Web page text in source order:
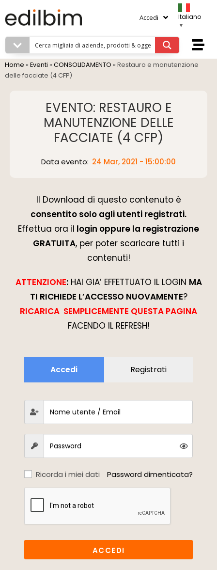
Accedi
Italiano
▼
Home » Eventi » CONSOLIDAMENTO » Restauro e manutenzione
delle facciate (4 CFP)
EVENTO: RESTAURO E
MANUTENZIONE DELLE
FACCIATE (4 CFP)
Data evento: 24 Mar, 2021 - 15:00:00
Il Download di questo contenuto è
consentito solo agli utenti registrati.
Effettua ora il login oppure la registrazione
GRATUITA, per poter scaricare tutti i
contenuti!
ATTENZIONE:HAI GIA’ EFFETTUATO IL LOGIN MA
TI RICHIEDE L’ACCESSO NUOVAMENTE?
RICARICA SEMPLICEMENTE QUESTA PAGINA
FACENDO IL REFRESH!
Accedi Registrati
Ricorda i miei dati Password dimenticata?
ACCEDI